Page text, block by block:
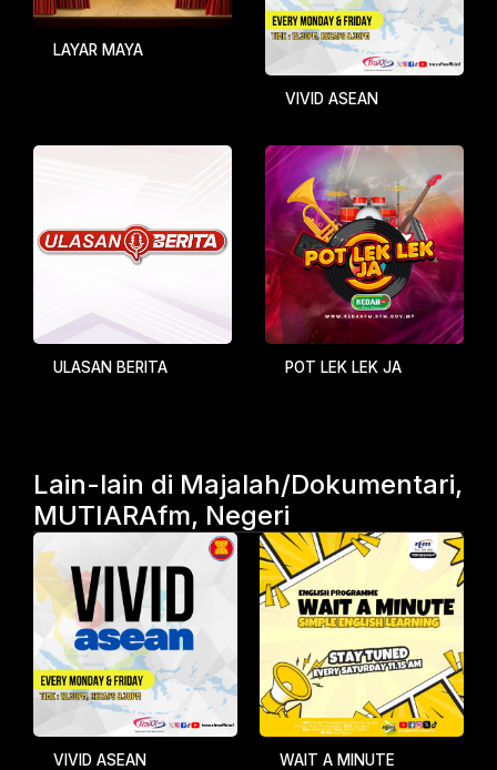
LAYAR MAYA
VIVID ASEAN
ULASAN BERITA POT LEK LEK JA
Lain-lain di Majalah/Dokumentari,
MUTIARAfm, Negeri
VIVID ASEAN WAIT A MINUTE